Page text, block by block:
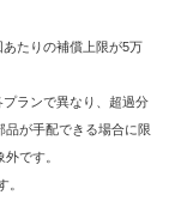
たりの補償上限が5万
ランで異なり、超過分
が手配できる場合に限
です。
。